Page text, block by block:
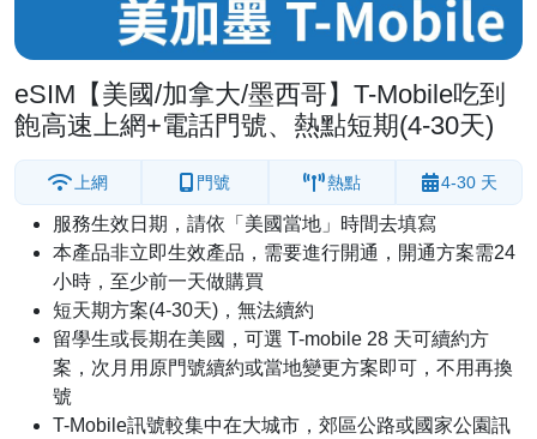
eSIM【美國/加拿大/墨西哥】T-Mobile吃到
飽高速上網+電話門號、熱點短期(4-30天)
上網 門號 熱點 4-30 天
服務生效日期，請依「美國當地」時間去填寫
本產品非立即生效產品，需要進行開通，開通方案需24
小時，至少前一天做購買
短天期方案(4-30天)，無法續約
留學生或長期在美國，可選 T-mobile 28 天可續約方
案，次月用原門號續約或當地變更方案即可，不用再換
號
T-Mobile訊號較集中在大城市，郊區公路或國家公園訊